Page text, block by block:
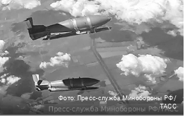
Фото: Пресс-служба Минобороны РФ/
ТАСС